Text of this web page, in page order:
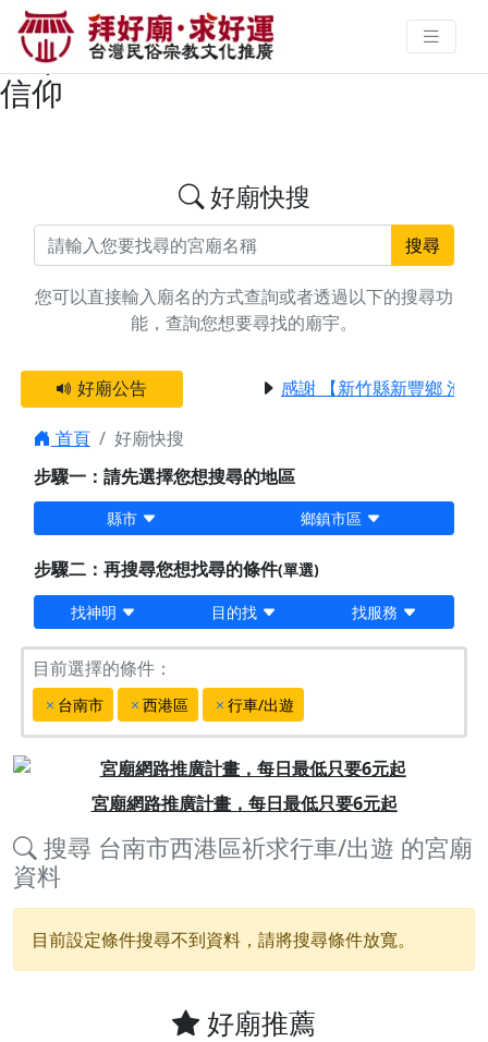
搜尋台南市西港區行車/出遊廟宇資
料 | 拜好廟求好運 找到與您有緣的
信仰
好廟快搜
搜尋
您可以直接輸入廟名的方式查詢或者透過以下的搜尋功
能，查詢您想要尋找的廟宇。
好廟公告 感謝 【新竹縣新豐鄉 池
首頁
好廟快搜
步驟一：請先選擇您想搜尋的地區
縣市 鄉鎮市區
步驟二：再搜尋您想找尋的條件(單選)
找神明 目的找 找服務
目前選擇的條件：
台南市 西港區 行車/出遊
宮廟網路推廣計畫，每日最低只要6元起
Previous
搜尋 台南市西港區祈求行車/出遊 的宮廟
資料
目前設定條件搜尋不到資料，請將搜尋條件放寬。
好廟推薦